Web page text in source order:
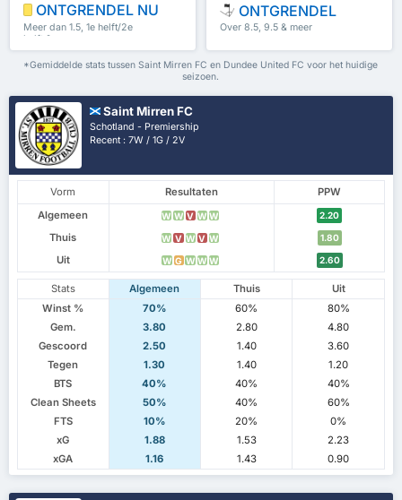
ONTGRENDEL NU
Meer dan 1.5, 1e helft/2e
helft & meer
ONTGRENDEL
Over 8.5, 9.5 & meer
*Gemiddelde stats tussen Saint Mirren FC en Dundee United FC voor het huidige
seizoen.
Saint Mirren FC
Schotland - Premiership
Recent : 7W / 1G / 2V
Vorm Resultaten
PPW
Algemeen
W W V W W 2.20
Thuis W V W V W 1.80
Uit W G W W W 2.60
Stats Algemeen Thuis
Uit
Winst %
70% 60%
80%
Gem.
3.80 2.80
4.80
Gescoord
2.50 1.40
3.60
Tegen
1.30 1.40
1.20
BTS
40% 40%
40%
Clean Sheets
50% 40%
60%
FTS
10% 20%
0%
xG
1.88 1.53
2.23
xGA
1.16 1.43 0.90